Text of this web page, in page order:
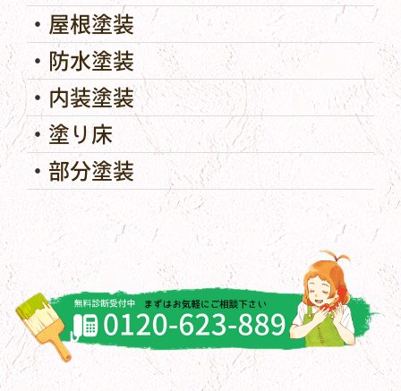
屋根塗装
防水塗装
内装塗装
塗り床
部分塗装